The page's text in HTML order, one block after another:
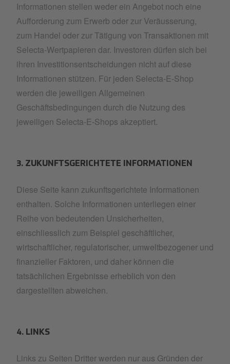
Informationen stellen weder ein Angebot noch eine
Aufforderung zum Erwerb oder zur Veräusserung,
zum Handel oder zur Tätigung von Transaktionen mit
Selecta-Wertpapieren dar. Investoren dürfen sich bei
ihren Investitionsentscheidungen nicht auf diese
Informationen stützen. Für jeden Selecta-E-Shop
werden die jeweiligen Allgemeinen
Geschäftsbedingungen durch die Nutzung des
jeweiligen Selecta-E-Shops akzeptiert.
3. ZUKUNFTSGERICHTETE INFORMATIONEN
Diese Seite kann zukunftsgerichtete Informationen
enthalten. Solche Informationen unterliegen einer
Reihe von bedeutenden Unsicherheiten,
einschliesslich zum Beispiel geschäftlicher,
wirtschaftlicher, regulatorischer, umweltbezogener und
finanzieller Faktoren, und daher können die
tatsächlichen Ergebnisse erheblich von den
dargestellten abweichen.
4. LINKS
Links zu Seiten Dritter werden nur aus Gründen der